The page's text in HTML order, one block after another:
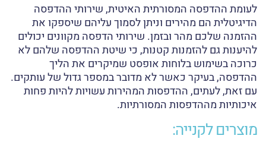
לעומת ההדפסה המסורתית האיטית, שירותי ההדפסה
הדיגיטלית הם מהירים וניתן לסמוך עליהם שיספקו את
ההזמנה שלכם מהר ובזמן. שירותי הדפסה מקוונים יכולים
להיענות גם להזמנות קטנות, כי שיטת ההדפסה שלהם לא
כרוכה בשימוש בלוחות אופסט שמיקרים את הליך
ההדפסה, בעיקר כאשר לא מדובר במספר גדול של עותקים.
עם זאת, לעתים, ההדפסות המהירות עשויות להיות פחות
איכותיות מההדפסות המסורתיות.
מוצרים לקנייה: